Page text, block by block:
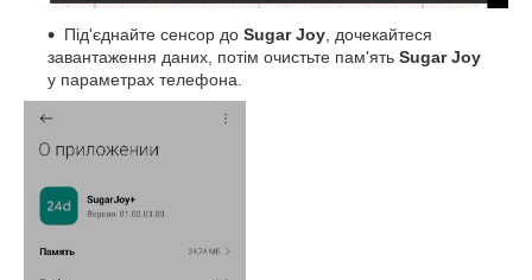
Під'єднайте сенсор до Sugar Joy, дочекайтеся
завантаження даних, потім очистьте пам'ять Sugar Joy
у параметрах телефона.